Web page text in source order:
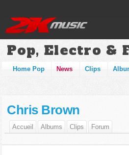
Pop, Electro &
Home Pop News Clips
Chris Brown
Accueil Albums Clips Forum